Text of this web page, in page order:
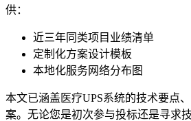
供：
近三年同类项目业绩清单
定制化方案设计模板
本地化服务网络分布图
本文已涵盖医疗UPS系统的技术要点
案。无论您是初次参与投标还是寻求